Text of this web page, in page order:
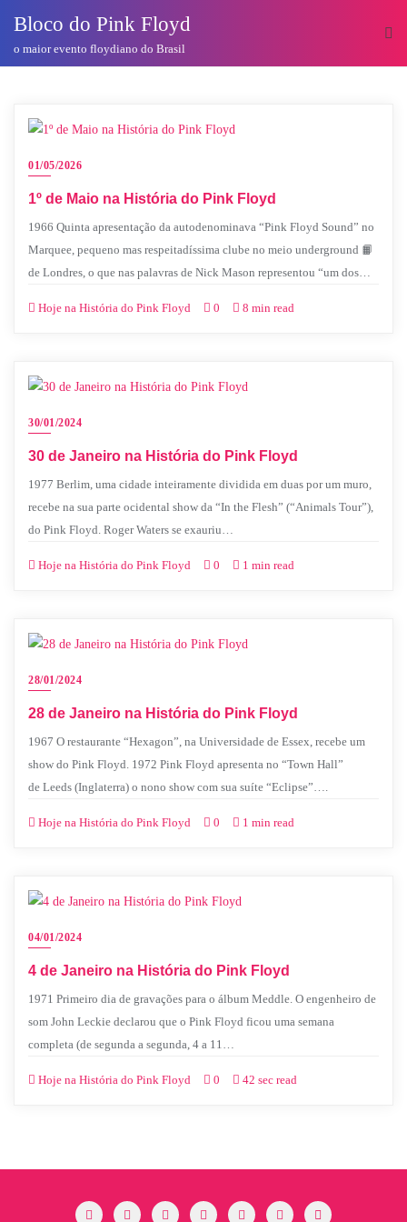
conteúdo
Bloco do Pink Floyd
o maior evento floydiano do Brasil
01/05/2026
1º de Maio na História do Pink Floyd
1966 Quinta apresentação da autodenominava “Pink Floyd Sound” no
Marquee, pequeno mas respeitadíssima clube no meio underground 📙
de Londres, o que nas palavras de Nick Mason representou “um dos…
Hoje na História do Pink Floyd 0 8 min read
30/01/2024
30 de Janeiro na História do Pink Floyd
1977 Berlim, uma cidade inteiramente dividida em duas por um muro,
recebe na sua parte ocidental show da “In the Flesh” (“Animals Tour”),
do Pink Floyd. Roger Waters se exauriu…
Hoje na História do Pink Floyd 0 1 min read
28/01/2024
28 de Janeiro na História do Pink Floyd
1967 O restaurante “Hexagon”, na Universidade de Essex, recebe um
show do Pink Floyd. 1972 Pink Floyd apresenta no “Town Hall”
de Leeds (Inglaterra) o nono show com sua suíte “Eclipse”….
Hoje na História do Pink Floyd 0 1 min read
04/01/2024
4 de Janeiro na História do Pink Floyd
1971 Primeiro dia de gravações para o álbum Meddle. O engenheiro de
som John Leckie declarou que o Pink Floyd ficou uma semana
completa (de segunda a segunda, 4 a 11…
Hoje na História do Pink Floyd 0 42 sec read